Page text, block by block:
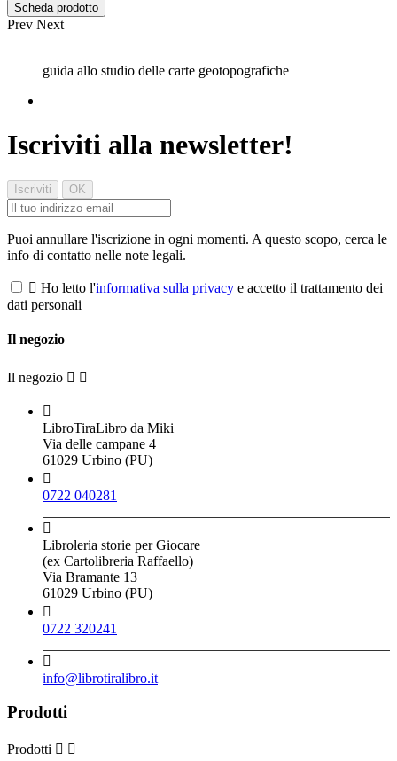
Scheda prodotto
Prev Next
guida allo studio delle carte geotopografiche
Iscriviti alla newsletter!
Puoi annullare l'iscrizione in ogni momenti. A questo scopo, cerca le
info di contatto nelle note legali.
 Ho letto l'informativa sulla privacy e accetto il trattamento dei
dati personali
Il negozio
Il negozio  

LibroTiraLibro da Miki
Via delle campane 4
61029 Urbino (PU)

0722 040281

Libroleria storie per Giocare
(ex Cartolibreria Raffaello)
Via Bramante 13
61029 Urbino (PU)

0722 320241

info@librotiralibro.it
Prodotti
Prodotti  